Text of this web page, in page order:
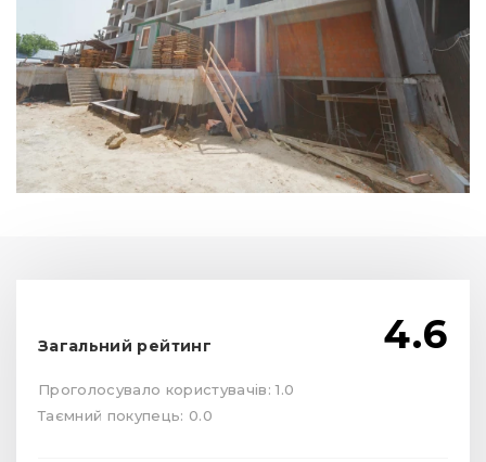
Загальний рейтинг 4.6
Проголосувало користувачів: 1.0
Таємний покупець: 0.0